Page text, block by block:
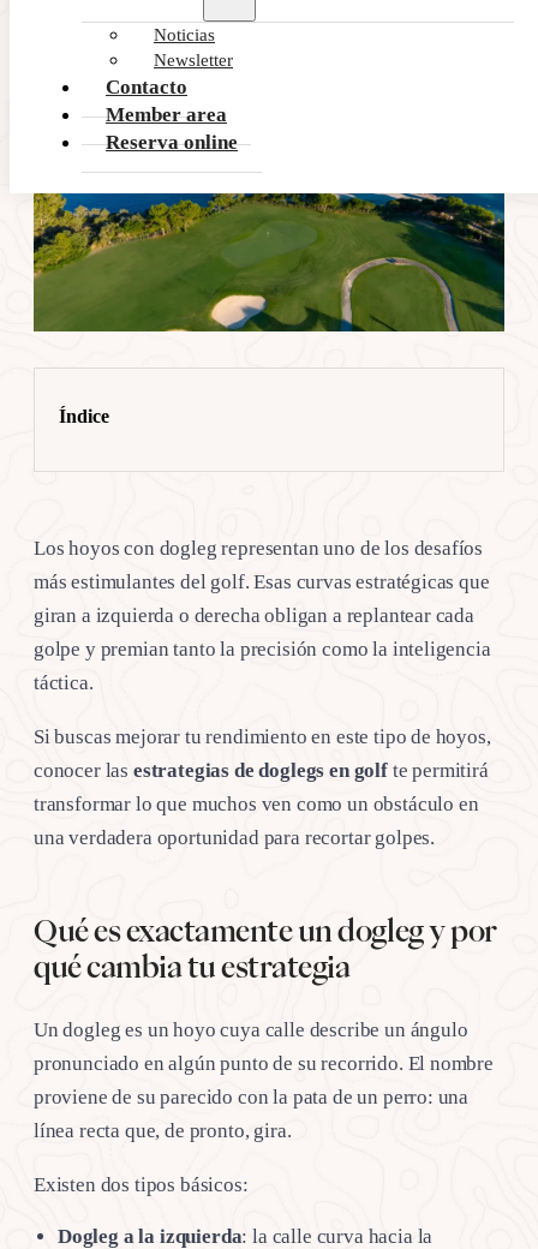
Noticias
Newsletter
Contacto
Member area
Reserva online
Índice
Los hoyos con dogleg representan uno de los desafíos
más estimulantes del golf. Esas curvas estratégicas que
giran a izquierda o derecha obligan a replantear cada
golpe y premian tanto la precisión como la inteligencia
táctica.
Si buscas mejorar tu rendimiento en este tipo de hoyos,
conocer las estrategias de doglegs en golfte permitirá
transformar lo que muchos ven como un obstáculo en
una verdadera oportunidad para recortar golpes.
Qué es exactamente un dogleg y por
qué cambia tu estrategia
Un dogleg es un hoyo cuya calle describe un ángulo
pronunciado en algún punto de su recorrido. El nombre
proviene de su parecido con la pata de un perro: una
línea recta que, de pronto, gira.
Existen dos tipos básicos:
Dogleg a la izquierda: la calle curva hacia la